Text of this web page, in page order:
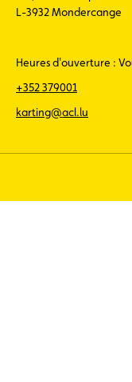
L-3932 Mondercange
Heures d'ouverture :
+352 379001
karting@acl.lu